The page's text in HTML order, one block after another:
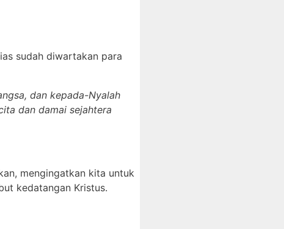
sudah diwartakan para
dan kepada-Nyalah
dan damai sejahtera
mengingatkan kita untuk
kedatangan Kristus.